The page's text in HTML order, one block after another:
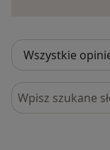
Szukaj w opiniach